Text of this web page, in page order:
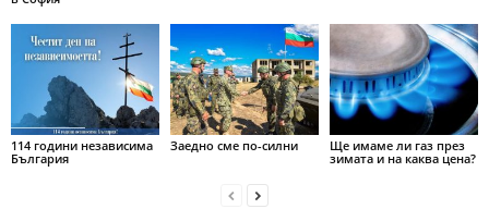
114 години независима
България
Заедно сме по-силни
Ще имаме ли газ през
зимата и на каква цена?